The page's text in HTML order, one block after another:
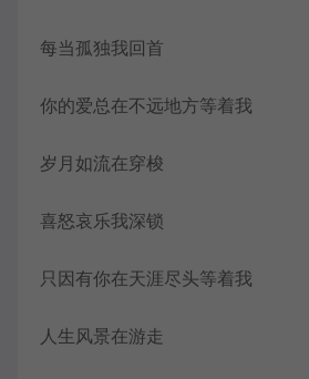
每当孤独我回首
你的爱总在不远地方等着我
岁月如流在穿梭
喜怒哀乐我深锁
只因有你在天涯尽头等着我
人生风景在游走